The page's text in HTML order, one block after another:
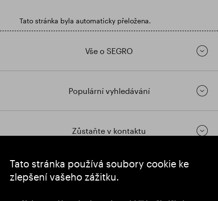
Tato stránka používá soubory cookie ke
zlepšení vašeho zážitku.
Tato stránka byla automaticky přeložena.
Vše o SEGRO
Populární vyhledávání
Zůstaňte v kontaktu
https://www.linkedin.com/
https://www.youtube.com/
https://twitter.com/